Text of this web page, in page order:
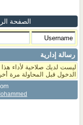
الصفحة
رسالة إدارية
ليست لديك صلاحية لأداء
الدخول قبل المحاولة مرة